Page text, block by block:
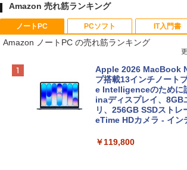
Amazon 売れ筋ランキング
ノートPC
Amazon ノートPC の売れ筋ランキング
Apple 2026 MacBook
プ搭載13インチノート
e Intelligenceのために
inaディスプレイ、8GB
リ、256GB SSDスト
eTime HDカメラ - イン
￥119,800
PCソフト IT入門書